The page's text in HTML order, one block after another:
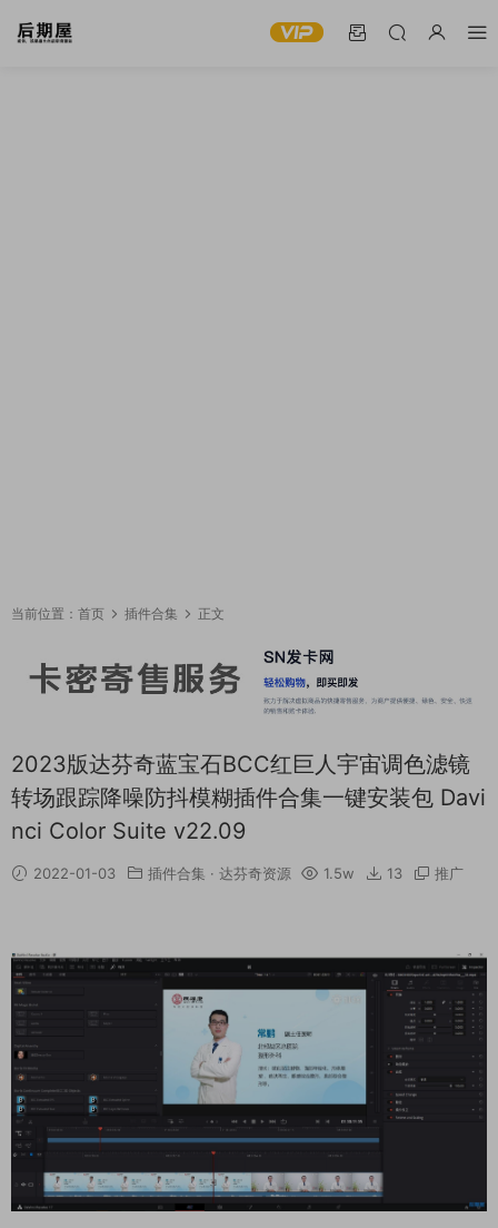
当前位置： 首页 插件合集 正文
2023版达芬奇蓝宝石BCC红巨人宇宙调色滤镜
转场跟踪降噪防抖模糊插件合集一键安装包 Davi
nci Color Suite v22.09
2022-01-03 插件合集 · 达芬奇资源 1.5w 13 推广